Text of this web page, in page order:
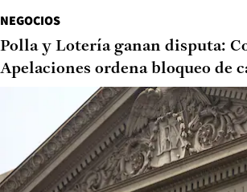
NEGOCIOS
Polla y Lotería ganan disputa:
Apelaciones ordena bloqueo de